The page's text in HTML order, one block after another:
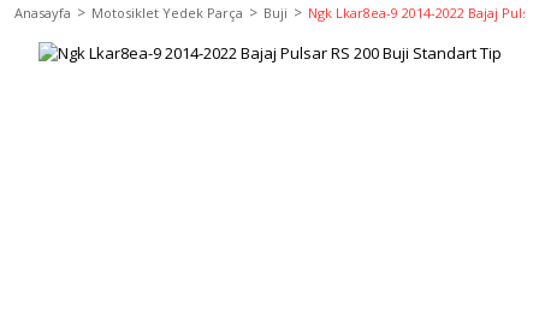
Anasayfa Motosiklet Yedek Parça Buji Ngk Lkar8ea-9 2014-2022 Bajaj